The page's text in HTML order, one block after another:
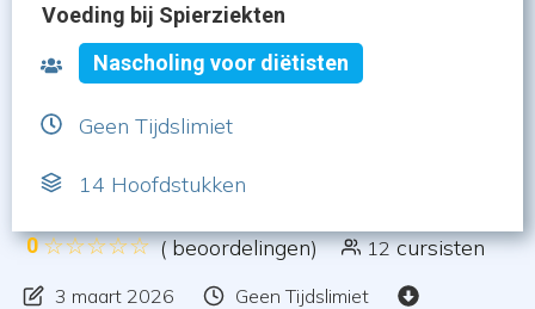
Voeding bij Spierziekten
Nascholing voor diëtisten
Geen Tijdslimiet
14 Hoofdstukken
0 ( beoordelingen) 12 cursisten
3 maart 2026
Geen Tijdslimiet